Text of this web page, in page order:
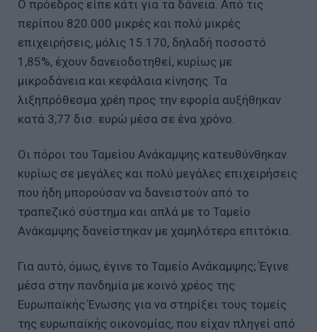
Ο πρόεδρος είπε κάτι για τα δάνεια. Από τις
περίπου 820.000 μικρές και πολύ μικρές
επιχειρήσεις, μόλις 15.170, δηλαδή ποσοστό
1,85%, έχουν δανειοδοτηθεί, κυρίως με
μικροδάνεια και κεφάλαια κίνησης. Τα
λιξηπρόθεσμα χρέη προς την εφορία αυξήθηκαν
κατά 3,77 δισ. ευρώ μέσα σε ένα χρόνο.
Οι πόροι του Ταμείου Ανάκαμψης κατευθύνθηκαν
κυρίως σε μεγάλες και πολύ μεγάλες επιχειρήσεις
που ήδη μπορούσαν να δανειστούν από το
τραπεζικό σύστημα και απλά με το Ταμείο
Ανάκαμψης δανείστηκαν με χαμηλότερα επιτόκια.
Για αυτό, όμως, έγινε το Ταμείο Ανάκαμψης; Έγινε
μέσα στην πανδημία με κοινό χρέος της
Ευρωπαϊκής Ένωσης για να στηρίξει τους τομείς
της ευρωπαϊκής οικονομίας, που είχαν πληγεί από